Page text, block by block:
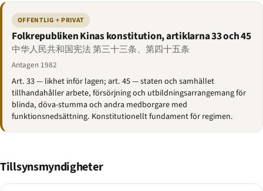
OFFENTLIG + PRIVAT
Folkrepubliken Kinas konstitution, artiklarna 33 och 45
中华人民共和国宪法 第三十三条、第四十五条
Antagen 1982
Art. 33 — likhet inför lagen; art. 45 — staten och samhället
tillhandahåller arbete, försörjning och utbildningsarrangemang för
blinda, döva-stumma och andra medborgare med
funktionsnedsättning. Konstitutionellt fundament för regimen.
Tillsynsmyndigheter